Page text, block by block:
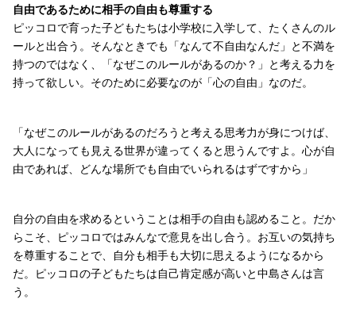
自由であるために相手の自由も尊重する
ピッコロで育った子どもたちは小学校に入学して、たくさんのル
ールと出合う。そんなときでも「なんて不自由なんだ」と不満を
持つのではなく、「なぜこのルールがあるのか？」と考える力を
持って欲しい。そのために必要なのが「心の自由」なのだ。
「なぜこのルールがあるのだろうと考える思考力が身につけば、
大人になっても見える世界が違ってくると思うんですよ。心が自
由であれば、どんな場所でも自由でいられるはずですから」
自分の自由を求めるということは相手の自由も認めること。だか
らこそ、ピッコロではみんなで意見を出し合う。お互いの気持ち
を尊重することで、自分も相手も大切に思えるようになるから
だ。ピッコロの子どもたちは自己肯定感が高いと中島さんは言
う。